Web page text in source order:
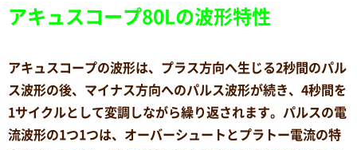
アキュスコープ80Lの波形特性
アキュスコープの波形は、プラス方向へ生じる2秒間のパル
ス波形の後、マイナス方向へのパルス波形が続き、4秒間を
1サイクルとして変調しながら繰り返されます。パルスの電
流波形の1つ1つは、オーバーシュートとプラトー電流の特